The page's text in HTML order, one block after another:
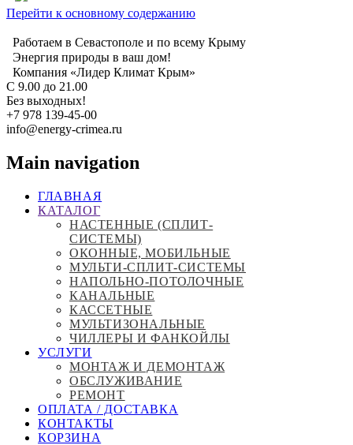
Перейти к основному содержанию
Работаем в Севастополе и по всему Крыму
Энергия природы в ваш дом!
Компания «Лидер Климат Крым»
С 9.00 до 21.00
Без выходных!
+7 978 139-45-00
info@energy-crimea.ru
Main navigation
ГЛАВНАЯ
КАТАЛОГ
НАСТЕННЫЕ (СПЛИТ-
СИСТЕМЫ)
ОКОННЫЕ, МОБИЛЬНЫЕ
МУЛЬТИ-СПЛИТ-СИСТЕМЫ
НАПОЛЬНО-ПОТОЛОЧНЫЕ
КАНАЛЬНЫЕ
КАССЕТНЫЕ
МУЛЬТИЗОНАЛЬНЫЕ
ЧИЛЛЕРЫ И ФАНКОЙЛЫ
УСЛУГИ
МОНТАЖ И ДЕМОНТАЖ
ОБСЛУЖИВАНИЕ
РЕМОНТ
ОПЛАТА / ДОСТАВКА
КОНТАКТЫ
КОРЗИНА